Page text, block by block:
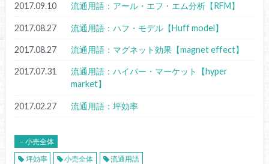
2017.09.10 流通用語：アール・エフ・エム分析【RFM】
2017.08.27 流通用語：ハフ・モデル【Huff model】
2017.08.27 流通用語：マグネット効果【magnet effect】
2017.07.31
流通用語：ハイパー・マーケット【hyper
market】
2017.02.27 流通用語：坪効率
－小売全体
坪効率
小売全体 流通用語